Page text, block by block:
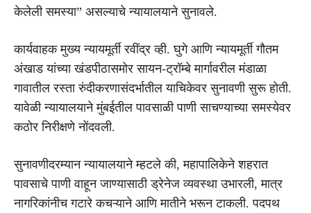
केलेली समस्या” असल्याचे न्यायालयाने सुनावले.
कार्यवाहक मुख्य न्यायमूर्ती रवींद्र व्ही. घुगे आणि न्यायमूर्ती गौतम
अंखाड यांच्या खंडपीठासमोर सायन-ट्रॉम्बे मार्गावरील मंडाळा
गावातील रस्ता रुंदीकरणासंदर्भातील याचिकेवर सुनावणी सुरू होती.
यावेळी न्यायालयाने मुंबईतील पावसाळी पाणी साचण्याच्या समस्येवर
कठोर निरीक्षणे नोंदवली.
सुनावणीदरम्यान न्यायालयाने म्हटले की, महापालिकेने शहरात
पावसाचे पाणी वाहून जाण्यासाठी ड्रेनेज व्यवस्था उभारली, मात्र
नागरिकांनीच गटारे कचऱ्याने आणि मातीने भरून टाकली. पदपथ